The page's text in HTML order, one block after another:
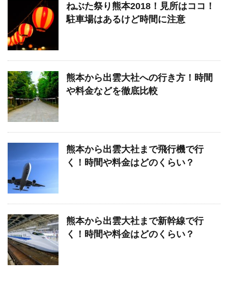
ねぶた祭り熊本2018！見所はココ！
駐車場はあるけど時間に注意
熊本から出雲大社への行き方！時間
や料金などを徹底比較
熊本から出雲大社まで飛行機で行
く！時間や料金はどのくらい？
熊本から出雲大社まで新幹線で行
く！時間や料金はどのくらい？